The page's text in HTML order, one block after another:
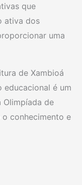
que
ativa dos
uma
de Xambioá
educacional é um
Olimpíada de
conhecimento e